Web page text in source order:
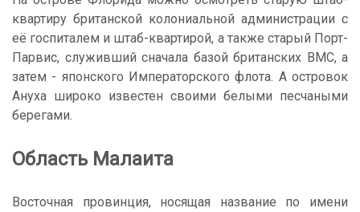
квартиру британской колониальной администрации с
её госпиталем и штаб-квартирой, а также старый Порт-
Парвис, служивший сначала базой британских ВМС, а
затем - японского Императорского флота. А островок
Ануха широко известен своими белыми песчаными
берегами.
Область Малаита
Восточная провинция, носящая название по имени